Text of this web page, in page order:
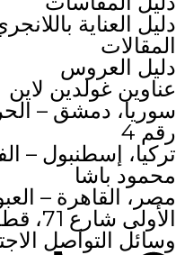
دليل العناية
المقالات
دليل العروس
عناوين غولدين لاين
سوريا، دمشق –
رقم 4
تركيا، إسطنبول –
محمود باشا
مصر، القاهرة –
الأولى شارع 71، قطعة 9
وسائل التواصل